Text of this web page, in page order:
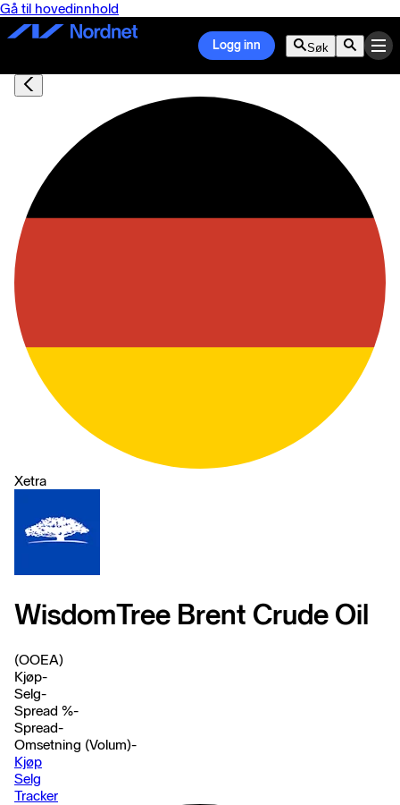
Gå til hovedinnhold
Logg inn Søk
Xetra
WisdomTree Brent Crude Oil
(OOEA)
Kjøp-
Selg-
Spread %-
Spread-
Omsetning (Volum)-
Kjøp
Selg
Tracker